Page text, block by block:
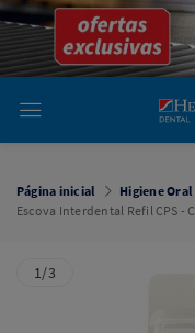
emDental
Cremer -
Henry Schein
Laboratório
Laboratório
Cremer -
Henry Schein
Página inicial Higiene Oral
Escova Interdental Refil CPS -
1/3